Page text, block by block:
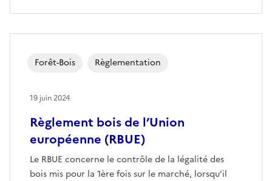
Règlement bois de l’Union
européenne (RBUE)
Le RBUE concerne le contrôle de la légalité des
bois mis pour la 1ère fois sur le marché, lorsqu’il
Forêt-Bois Règlementation
19 juin 2024